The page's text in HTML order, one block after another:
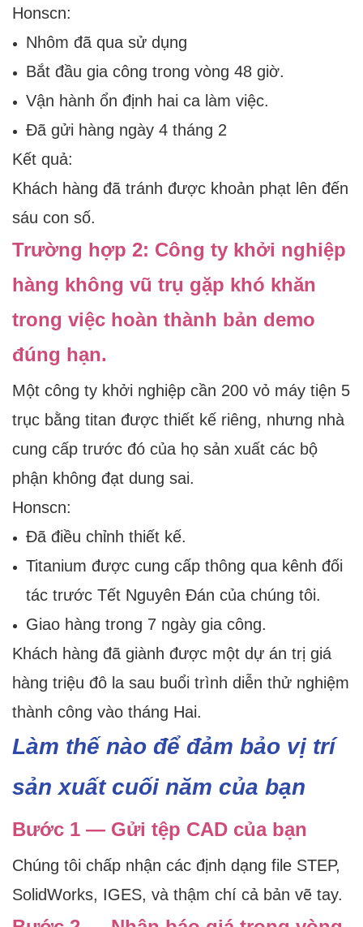
Honscn:
Nhôm đã qua sử dụng
Bắt đầu gia công trong vòng 48 giờ.
Vận hành ổn định hai ca làm việc.
Đã gửi hàng ngày 4 tháng 2
Kết quả:
Khách hàng đã tránh được khoản phạt lên đến
sáu con số.
Trường hợp 2: Công ty khởi nghiệp
hàng không vũ trụ gặp khó khăn
trong việc hoàn thành bản demo
đúng hạn.
Một công ty khởi nghiệp cần 200 vỏ máy tiện 5
trục bằng titan được thiết kế riêng, nhưng nhà
cung cấp trước đó của họ sản xuất các bộ
phận không đạt dung sai.
Honscn:
Đã điều chỉnh thiết kế.
Titanium được cung cấp thông qua kênh đối
tác trước Tết Nguyên Đán của chúng tôi.
Giao hàng trong 7 ngày gia công.
Khách hàng đã giành được một dự án trị giá
hàng triệu đô la sau buổi trình diễn thử nghiệm
thành công vào tháng Hai.
Làm thế nào để đảm bảo vị trí
sản xuất cuối năm của bạn
Bước 1 — Gửi tệp CAD của bạn
Chúng tôi chấp nhận các định dạng file STEP,
SolidWorks, IGES, và thậm chí cả bản vẽ tay.